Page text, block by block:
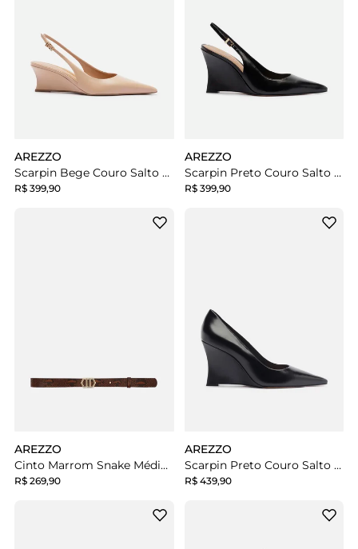
AREZZO
Scarpin Bege Couro Salto Baixo Anabela Slingback
R$ 399,90
AREZZO
Scarpin Preto Couro Salto Alto Anabela Slingback
R$ 399,90
AREZZO
Cinto Marrom Snake Médio Fivela Hexagonal
R$ 269,90
AREZZO
Scarpin Preto Couro Salto Anabela Bico Fino
R$ 439,90